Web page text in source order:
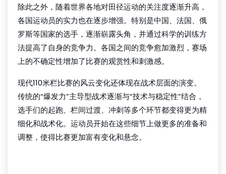
除此之外，随着世界各地对田径运动的关注度逐渐升高，
各国运动员的实力也在逐步增强。特别是中国、法国、俄
罗斯等国家的选手，逐渐崭露头角，并通过科学的训练方
法提高了自身的竞争力。各国之间的竞争愈加激烈，赛场
上的不确定性增加了比赛的观赏性和刺激感。
现代110米栏比赛的风云变化还体现在战术层面的演变。
传统的“爆发力”主导型战术逐渐与“技术与稳定性”结合，
选手们的起跑、栏间过渡、冲刺等多个环节都变得更为精
细化和战术化。运动员开始在这些细节上做更多的准备和
调整，使得比赛更加富有变化和悬念。